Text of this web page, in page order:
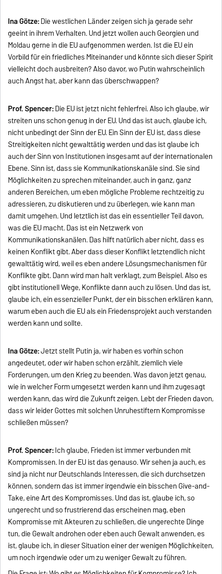
Ina Götze:Die westlichen Länder zeigen sich ja gerade sehr
geeint in ihrem Verhalten. Und jetzt wollen auch Georgien und
Moldau gerne in die EU aufgenommen werden. Ist die EU ein
Vorbild für ein friedliches Miteinander und könnte sich dieser Spirit
vielleicht doch ausbreiten? Also davor, wo Putin wahrscheinlich
auch Angst hat, aber kann das überschwappen?
Prof. Spencer:Die EU ist jetzt nicht fehlerfrei. Also ich glaube, wir
streiten uns schon genug in der EU. Und das ist auch, glaube ich,
nicht unbedingt der Sinn der EU. Ein Sinn der EU ist, dass diese
Streitigkeiten nicht gewalttätig werden und das ist glaube ich
auch der Sinn von Institutionen insgesamt auf der internationalen
Ebene. Sinn ist, dass sie Kommunikationskanäle sind. Sie sind
Möglichkeiten zu sprechen miteinander, auch in ganz, ganz
anderen Bereichen, um eben mögliche Probleme rechtzeitig zu
adressieren, zu diskutieren und zu überlegen, wie kann man
damit umgehen. Und letztlich ist das ein essentieller Teil davon,
was die EU macht. Das ist ein Netzwerk von
Kommunikationskanälen. Das hilft natürlich aber nicht, dass es
keinen Konflikt gibt. Aber dass dieser Konflikt letztendlich nicht
gewalttätig wird, weil es eben andere Lösungsmechanismen für
Konflikte gibt. Dann wird man halt verklagt, zum Beispiel. Also es
gibt institutionell Wege, Konflikte dann auch zu lösen. Und das ist,
glaube ich, ein essenzieller Punkt, der ein bisschen erklären kann,
warum eben auch die EU als ein Friedensprojekt auch verstanden
werden kann und sollte.
Ina Götze:Jetzt stellt Putin ja, wir haben es vorhin schon
angedeutet, oder wir haben schon erzählt, ziemlich viele
Forderungen, um den Krieg zu beenden. Was davon jetzt genau,
wie in welcher Form umgesetzt werden kann und ihm zugesagt
werden kann, das wird die Zukunft zeigen. Lebt der Frieden davon,
dass wir leider Gottes mit solchen Unruhestiftern Kompromisse
schließen müssen?
Prof. Spencer:Ich glaube, Frieden ist immer verbunden mit
Kompromissen. In der EU ist das genauso. Wir sehen ja auch, es
sind ja nicht nur Deutschlands Interessen, die sich durchsetzen
können, sondern das ist immer irgendwie ein bisschen Give-and-
Take, eine Art des Kompromisses. Und das ist, glaube ich, so
ungerecht und so frustrierend das erscheinen mag, eben
Kompromisse mit Akteuren zu schließen, die ungerechte Dinge
tun, die Gewalt androhen oder eben auch Gewalt anwenden, es
ist, glaube ich, in dieser Situation einer der wenigen Möglichkeiten,
um noch irgendwie oder um zu weniger Gewalt zu führen.